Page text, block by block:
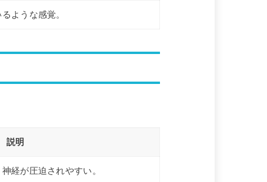
ような感覚。
説明
経が圧迫されやすい。